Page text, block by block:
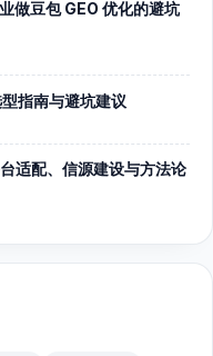
做豆包 GEO 优化的避坑
指南与避坑建议
适配、信源建设与方法论